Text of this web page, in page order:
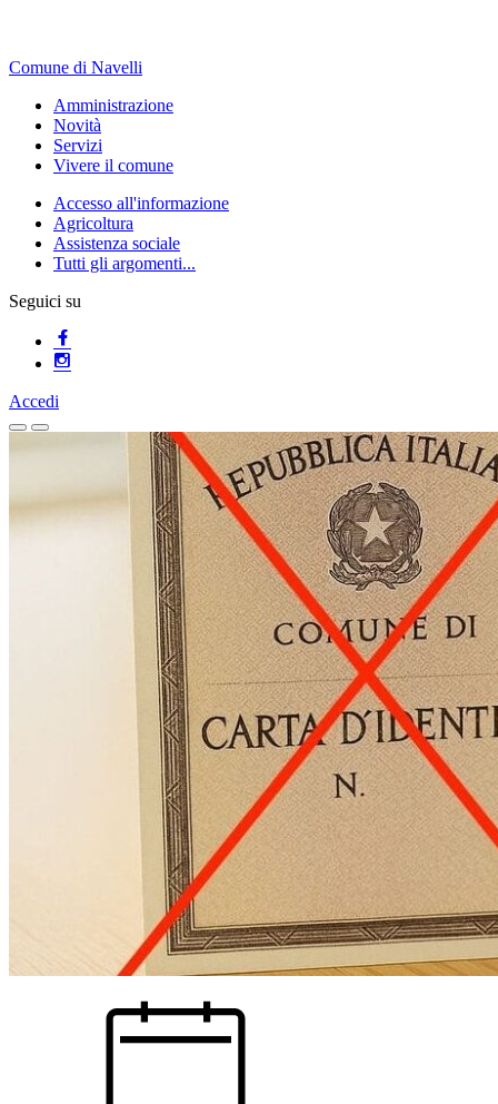
Comune di Navelli
Amministrazione
Novità
Servizi
Vivere il comune
Accesso all'informazione
Agricoltura
Assistenza sociale
Tutti gli argomenti...
Seguici su
Accedi
Homepage